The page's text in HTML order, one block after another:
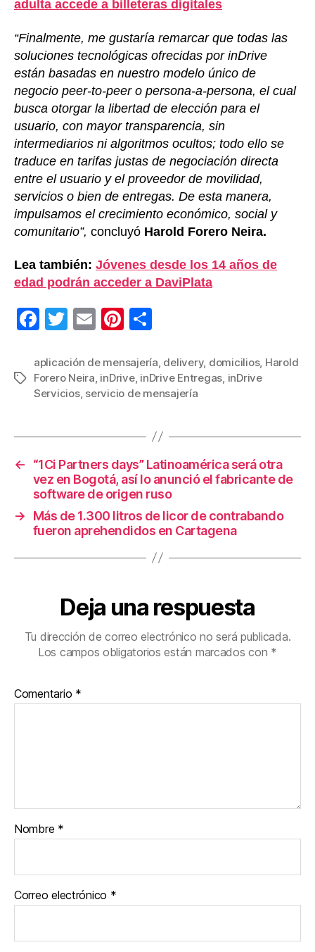
adulta accede a billeteras digitales
“Finalmente, me gustaría remarcar que todas las
soluciones tecnológicas ofrecidas por inDrive
están basadas en nuestro modelo único de
negocio peer-to-peer o persona-a-persona, el cual
busca otorgar la libertad de elección para el
usuario, con mayor transparencia, sin
intermediarios ni algoritmos ocultos; todo ello se
traduce en tarifas justas de negociación directa
entre el usuario y el proveedor de movilidad,
servicios o bien de entregas. De esta manera,
impulsamos el crecimiento económico, social y
comunitario”, concluyó Harold Forero Neira.
Lea también: Jóvenes desde los 14 años de
edad podrán acceder a DaviPlata
F
c
e
o
o
k
T
tt
er
E
ail
Pi
er
e
m
p
tir
Etiquetas
aplicación de mensajería, delivery, domicilios, Harold
Forero Neira, inDrive, inDrive Entregas, inDrive
Servicios, servicio de mensajería
←
“1Ci Partners days” Latinoamérica será otra
vez en Bogotá, así lo anunció el fabricante de
software de origen ruso
→
Más de 1.300 litros de licor de contrabando
fueron aprehendidos en Cartagena
Deja una respuesta
Tu dirección de correo electrónico no será publicada.
Los campos obligatorios están marcados con *
Comentario *
Nombre *
Correo electrónico *